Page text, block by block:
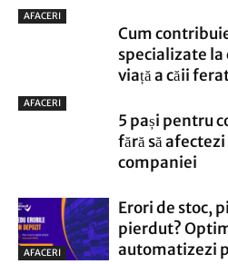
AFACERI
Cum
specializate
viață a căii
AFACERI
5 pași pentru
fără să
companiei
AFACERI
Erori de stoc,
pierdut?
automatizezi